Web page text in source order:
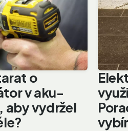
o
v aku-
aby vydržel